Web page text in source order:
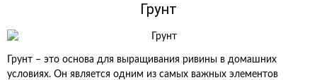
Грунт
Грунт – это основа для выращивания ривины в домашних
условиях. Он является одним из самых важных элементов